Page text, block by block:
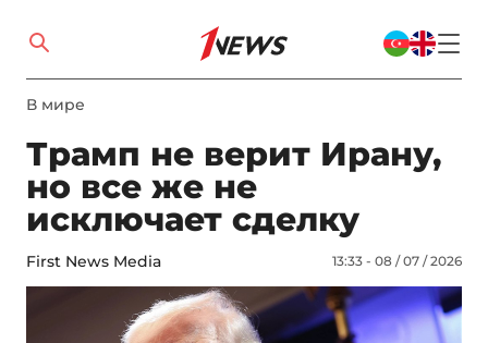
В мире
Трамп не верит Ирану,
но все же не
исключает сделку
First News Media 13:33 - 08 / 07 / 2026